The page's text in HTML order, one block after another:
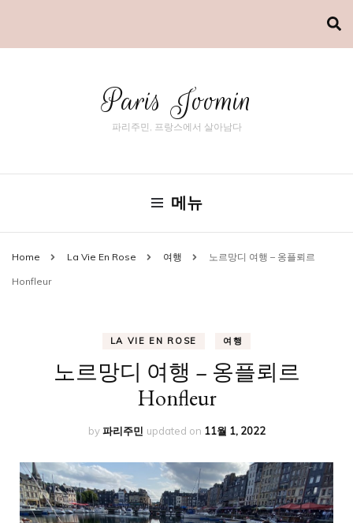
Paris Joomin
파리주민, 프랑스에서 살아남다
메뉴
Home La Vie En Rose 여행 노르망디 여행 – 옹플뢰르
Honfleur
LA VIE EN ROSE 여행
노르망디 여행 – 옹플뢰르
Honfleur
by파리주민 updated on 11월 1, 2022